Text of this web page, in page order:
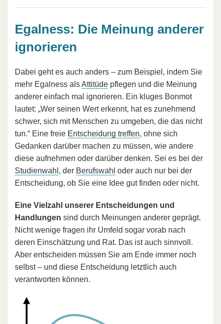
Egalness: Die Meinung anderer
ignorieren
Dabei geht es auch anders – zum Beispiel, indem Sie
mehr Egalness alsAttitüde pflegen und die Meinung
anderer einfach mal ignorieren. Ein kluges Bonmot
lautet: „Wer seinen Wert erkennt, hat es zunehmend
schwer, sich mit Menschen zu umgeben, die das nicht
tun.“ Eine freie Entscheidung treffen, ohne sich
Gedanken darüber machen zu müssen, wie andere
diese aufnehmen oder darüber denken. Sei es bei der
Studienwahl , der Berufswahl oder auch nur bei der
Entscheidung, ob Sie eine Idee gut finden oder nicht.
Eine Vielzahl unserer Entscheidungen und
Handlungen sind durch Meinungen anderer geprägt.
Nicht wenige fragen ihr Umfeld sogar vorab nach
deren Einschätzung und Rat. Das ist auch sinnvoll.
Aber entscheiden müssen Sie am Ende immer noch
selbst – und diese Entscheidung letztlich auch
verantworten können.